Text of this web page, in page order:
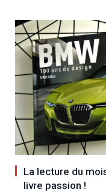
La lecture du
livre passion !